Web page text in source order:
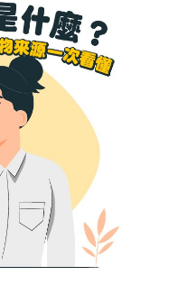
聯絡德風